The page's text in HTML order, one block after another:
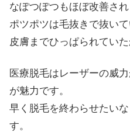
なぽつぽつもほぼ改善され
ポツポツは毛抜きで抜いて
皮膚までひっぱられていた
医療脱毛はレーザーの威
が魅力です。
早く脱毛を終わらせたい
す。